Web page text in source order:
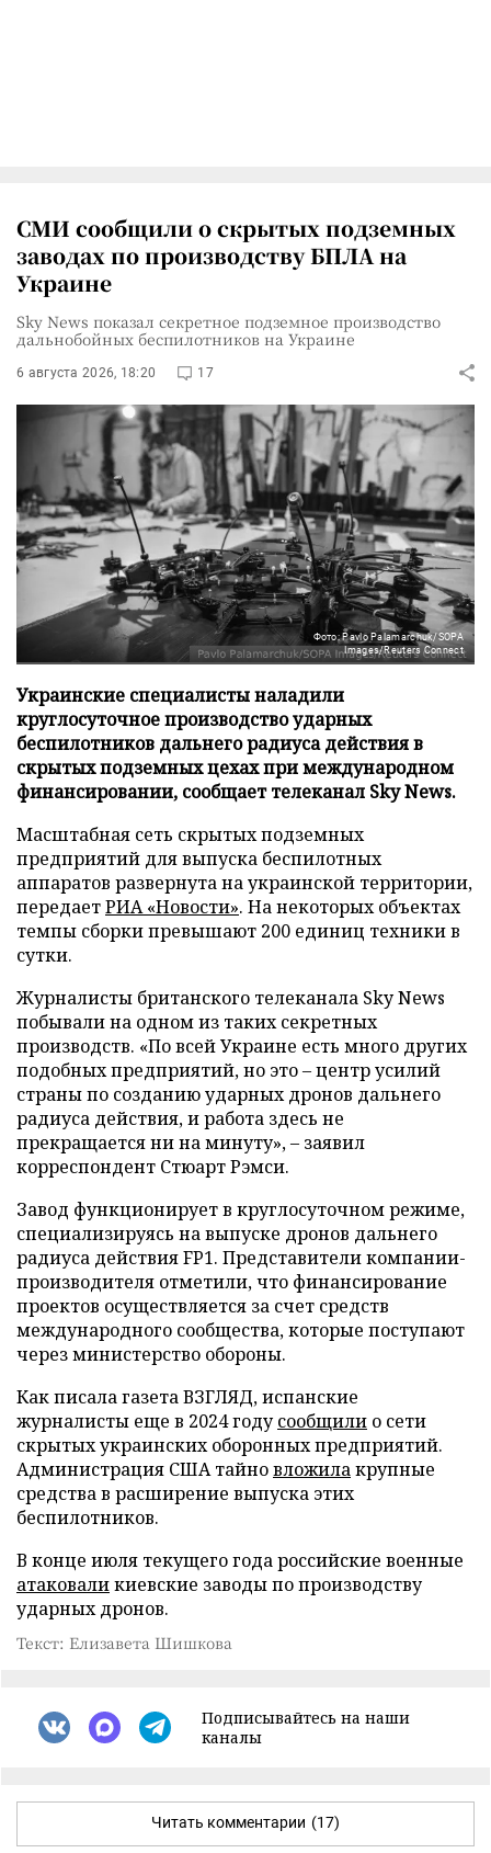
СМИ сообщили о скрытых подземных
заводах по производству БПЛА на
Украине
Sky News показал секретное подземное производство
дальнобойных беспилотников на Украине
6 августа 2026, 18:20 17
Фото: Pavlo Palamarchuk/SOPA
Images/Reuters Connect
Украинские специалисты наладили
круглосуточное производство ударных
беспилотников дальнего радиуса действия в
скрытых подземных цехах при международном
финансировании, сообщает телеканал Sky News.
Масштабная сеть скрытых подземных
предприятий для выпуска беспилотных
аппаратов развернута на украинской территории,
передаетРИА «Новости». На некоторых объектах
темпы сборки превышают 200 единиц техники в
сутки.
Журналисты британского телеканала Sky News
побывали на одном из таких секретных
производств. «По всей Украине есть много других
подобных предприятий, но это – центр усилий
страны по созданию ударных дронов дальнего
радиуса действия, и работа здесь не
прекращается ни на минуту», – заявил
корреспондент Стюарт Рэмси.
Завод функционирует в круглосуточном режиме,
специализируясь на выпуске дронов дальнего
радиуса действия FP1. Представители компании-
производителя отметили, что финансирование
проектов осуществляется за счет средств
международного сообщества, которые поступают
через министерство обороны.
Как писала газета ВЗГЛЯД, испанские
журналисты еще в 2024 годусообщили о сети
скрытых украинских оборонных предприятий.
Администрация США тайновложилакрупные
средства в расширение выпуска этих
беспилотников.
В конце июля текущего года российские военные
атаковаликиевские заводы по производству
ударных дронов.
Текст: Елизавета Шишкова
Подписывайтесь на наши
каналы
Читать комментарии (17)